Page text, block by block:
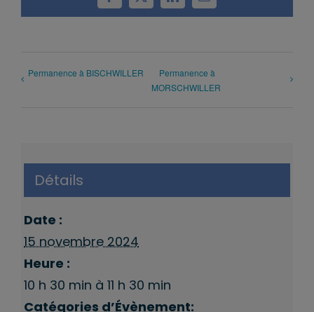
Permanence à BISCHWILLER
Permanence à
MORSCHWILLER
Détails
Date :
15 novembre 2024
Heure :
10 h 30 min à 11 h 30 min
Catégories d’Évènement: